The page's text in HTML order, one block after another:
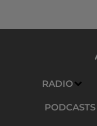
RADIO
PODCASTS